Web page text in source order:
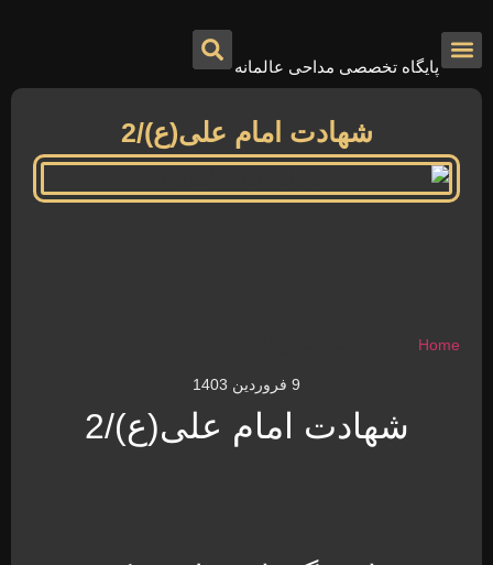
پایگاه تخصصی مداحی عالمانه
شهادت امام علی(ع)/2
Home
9 فروردین 1403
شهادت امام علی(ع)/2